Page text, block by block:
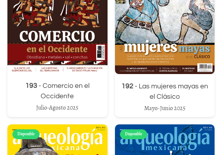
193- Comercio en el
Occidente
Julio-Agosto 2025
192- Las mujeres mayas en
el Clásico
Mayo-Junio 2025
Disponible Disponible